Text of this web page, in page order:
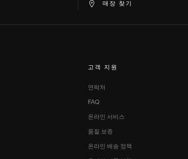
매장 찾기
고객 지원​
연락처
FAQ
온라인 서비스
품질 보증
온라인 배송 정책